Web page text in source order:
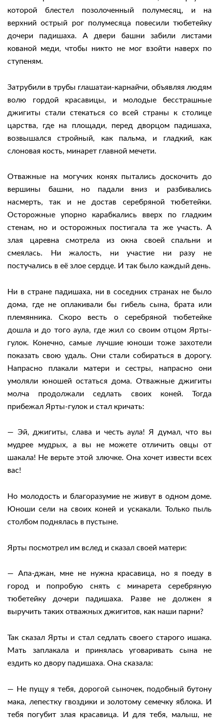
которой блестел позолоченный полумесяц, и на
верхний острый рог полумесяца повесили тюбетейку
дочери падишаха. А двери башни забили листами
кованой меди, чтобы никто не мог взойти наверх по
ступеням.
Затрубили в трубы глашатаи-карнайчи, объявляя людям
волю гордой красавицы, и молодые бесстрашные
джигиты стали стекаться со всей страны к столице
царства, где на площади, перед дворцом падишаха,
возвышался стройный, как пальма, и гладкий, как
слоновая кость, минарет главной мечети.
Отважные на могучих конях пытались доскочить до
вершины башни, но падали вниз и разбивались
насмерть, так и не достав серебряной тюбетейки.
Осторожные упорно карабкались вверх по гладким
стенам, но и осторожных постигала та же участь. А
злая царевна смотрела из окна своей спальни и
смеялась. Ни жалость, ни участие ни разу не
постучались в её злое сердце. И так было каждый день.
Ни в стране падишаха, ни в соседних странах не было
дома, где не оплакивали бы гибель сына, брата или
племянника. Скоро весть о серебряной тюбетейке
дошла и до того аула, где жил со своим отцом Ярты-
гулок. Конечно, самые лучшие юноши тоже захотели
показать свою удаль. Они стали собираться в дорогу.
Напрасно плакали матери и сестры, напрасно они
умоляли юношей остаться дома. Отважные джигиты
молча продолжали седлать своих коней. Тогда
прибежал Ярты-гулок и стал кричать:
— Эй, джигиты, слава и честь аула! Я думал, что вы
мудрее мудрых, а вы не можете отличить овцы от
шакала! Не верьте этой злючке. Она хочет извести всех
вас!
Но молодость и благоразумие не живут в одном доме.
Юноши сели на своих коней и ускакали. Только пыль
столбом поднялась в пустыне.
Ярты посмотрел им вслед и сказал своей матери:
— Апа-джан, мне не нужна красавица, но я поеду в
город и попробую снять с минарета серебряную
тюбетейку дочери падишаха. Разве не должен я
выручить таких отважных джигитов, как наши парни?
Так сказал Ярты и стал седлать своего старого ишака.
Мать заплакала и принялась уговаривать сына не
ездить ко двору падишаха. Она сказала:
— Не пущу я тебя, дорогой сыночек, подобный бутону
мака, лепестку гвоздики и золотому семечку яблока. И
тебя погубит злая красавица. И для тебя, малыш, не